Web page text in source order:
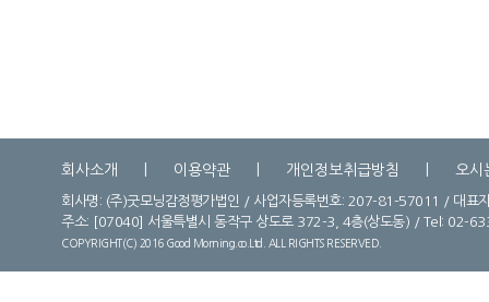
회사소개 이용약관 개인정보취급방침 오시
회사명: (주)굿모닝감정평가법인 / 사업자등록번호: 207-81-57011 / 대표
주소: [07040] 서울특별시 동작구 상도로 372-3, 4층(상도동) / Tel:
COPYRIGHT(C) 2016 Good Morning.co.Ltd. ALL RIGHTS RESERVED.